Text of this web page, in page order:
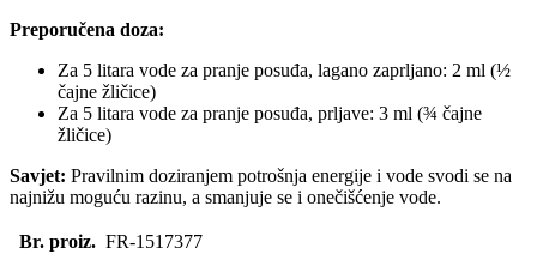
Preporučena doza:
Za 5 litara vode za pranje posuđa, lagano zaprljano: 2 ml (½
čajne žličice)
Za 5 litara vode za pranje posuđa, prljave: 3 ml (¾ čajne
žličice)
Savjet: Pravilnim doziranjem potrošnja energije i vode svodi se na
najnižu moguću razinu, a smanjuje se i onečišćenje vode.
Br. proiz. FR-1517377